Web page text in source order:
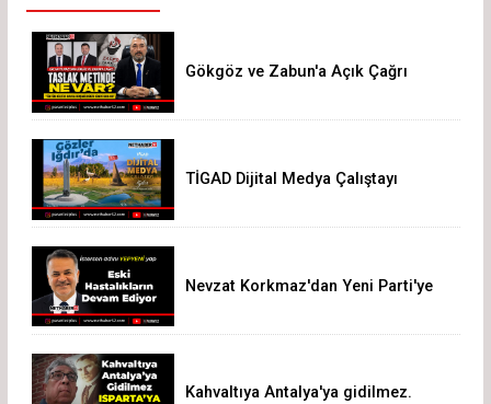
Gökgöz ve Zabun'a Açık Çağrı
TİGAD Dijital Medya Çalıştayı
Nevzat Korkmaz'dan Yeni Parti'ye
Kahvaltıya Antalya'ya gidilmez.